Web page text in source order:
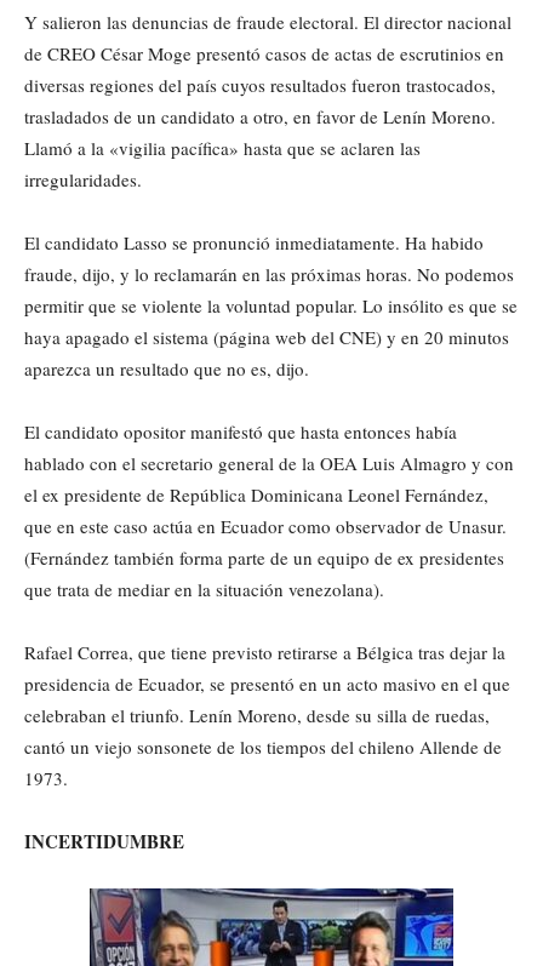
Y salieron las denuncias de fraude electoral. El director nacional
de CREO César Moge presentó casos de actas de escrutinios en
diversas regiones del país cuyos resultados fueron trastocados,
trasladados de un candidato a otro, en favor de Lenín Moreno.
Llamó a la «vigilia pacífica» hasta que se aclaren las
irregularidades.
El candidato Lasso se pronunció inmediatamente. Ha habido
fraude, dijo, y lo reclamarán en las próximas horas. No podemos
permitir que se violente la voluntad popular. Lo insólito es que se
haya apagado el sistema (página web del CNE) y en 20 minutos
aparezca un resultado que no es, dijo.
El candidato opositor manifestó que hasta entonces había
hablado con el secretario general de la OEA Luis Almagro y con
el ex presidente de República Dominicana Leonel Fernández,
que en este caso actúa en Ecuador como observador de Unasur.
(Fernández también forma parte de un equipo de ex presidentes
que trata de mediar en la situación venezolana).
Rafael Correa, que tiene previsto retirarse a Bélgica tras dejar la
presidencia de Ecuador, se presentó en un acto masivo en el que
celebraban el triunfo. Lenín Moreno, desde su silla de ruedas,
cantó un viejo sonsonete de los tiempos del chileno Allende de
1973.
INCERTIDUMBRE